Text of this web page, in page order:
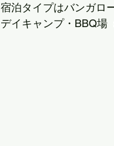
宿泊タイプはバンガロ
デイキャンプ・BBQ場